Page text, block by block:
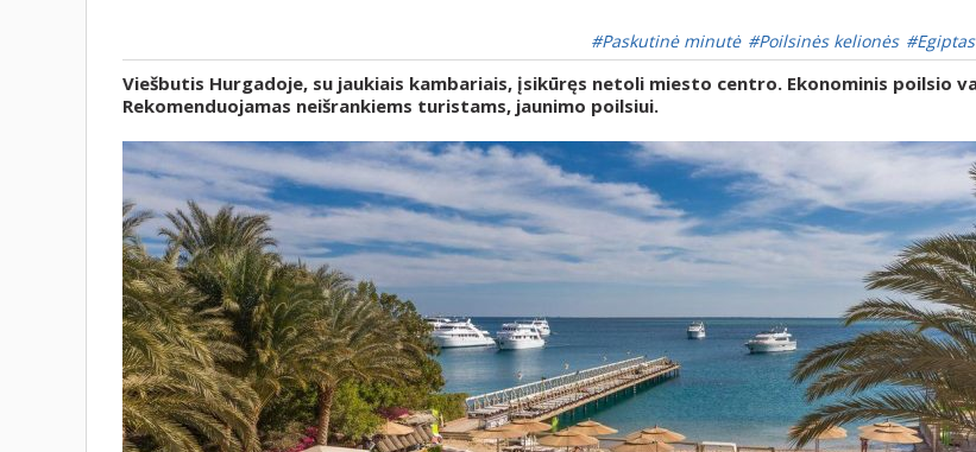
Paskutinė minutė Poilsinės kelionės Egiptas
Viešbutis Hurgadoje, su jaukiais kambariais, įsikūręs netoli miesto centro. Ekonominis poilsio
Rekomenduojamas neišrankiems turistams, jaunimo poilsiui.